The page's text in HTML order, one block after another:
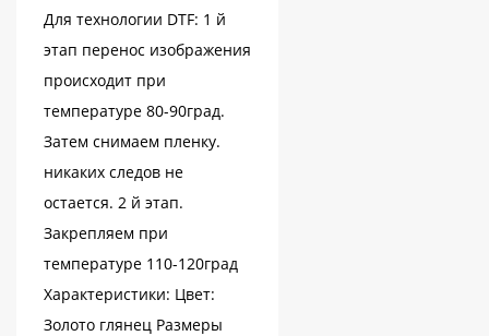
Для технологии DTF: 1 й
этап перенос изображения
происходит при
температуре 80-90град.
Затем снимаем пленку.
никаких следов не
остается. 2 й этап.
Закрепляем при
температуре 110-120град
Характеристики: Цвет:
Золото глянец Размеры